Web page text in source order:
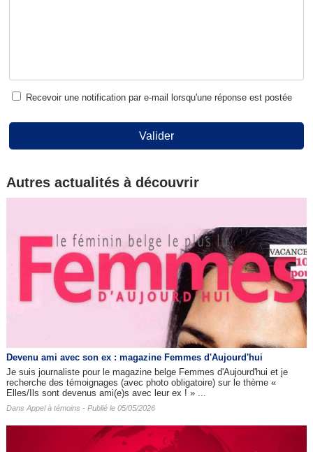
Recevoir une notification par e-mail lorsqu'une réponse est postée
Valider
Autres actualités à découvrir
Devenu ami avec son ex : magazine Femmes d'Aujourd'hui
Je suis journaliste pour le magazine belge Femmes d'Aujourd'hui et je
recherche des témoignages (avec photo obligatoire) sur le thème «
Elles/Ils sont devenus ami(e)s avec leur ex ! » ...
Dans Appel à témoins - Publié le 05/05/2026